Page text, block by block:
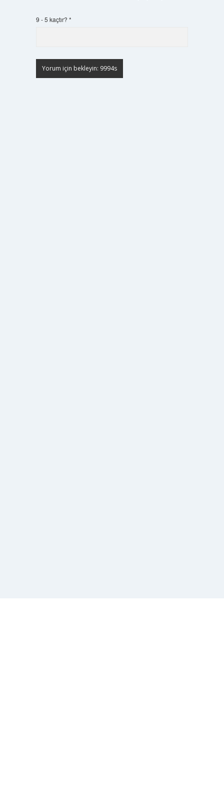
9 - 5 kaçtır? *